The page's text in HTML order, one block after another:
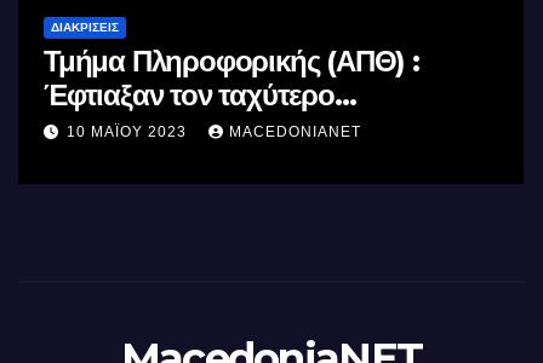
ΔΙΑΚΡΊΣΕΙΣ
Τμήμα Πληροφορικής (ΑΠΘ) :
Έφτιαξαν τον ταχύτερο
επεξεργαστή AI στον κόσμο με τη
10 ΜΑΪ́ΟΥ 2023 MACEDONIANET